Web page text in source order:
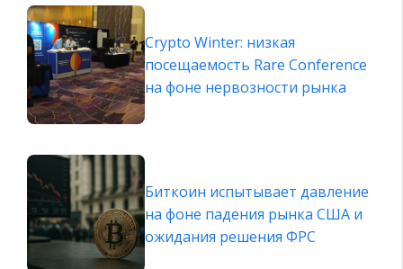
Crypto Winter: низкая
посещаемость Rare Conference
на фоне нервозности рынка
Биткоин испытывает давление
на фоне падения рынка США и
ожидания решения ФРС